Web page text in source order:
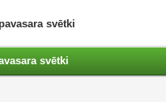
svētki
svētki